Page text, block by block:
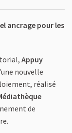
ancrage pour les
Appuy
nouvelle
réalisé
de